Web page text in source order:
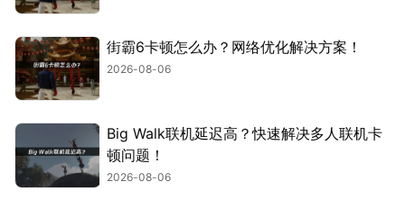
街霸6卡顿怎么办？网络优化解决方案！
2026-08-06
Big Walk联机延迟高？快速解决多人联机卡
顿问题！
2026-08-06